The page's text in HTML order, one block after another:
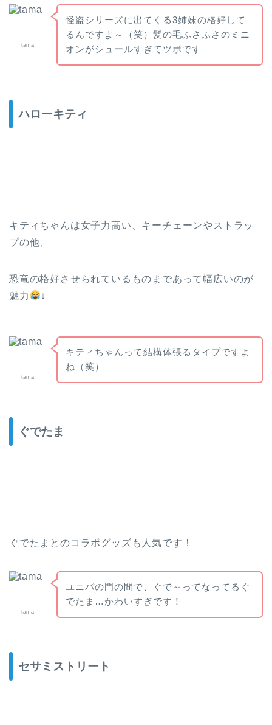
tama
怪盗シリーズに出てくる3姉妹の格好して
るんですよ～（笑）髪の毛ふさふさのミニ
オンがシュールすぎてツボです
ハローキティ
キティちゃんは女子力高い、キーチェーンやストラッ
プの他、
恐竜の格好させられているものまであって幅広いのが
魅力
↓
tama
キティちゃんって結構体張るタイプですよ
ね（笑）
ぐでたま
ぐでたまとのコラボグッズも人気です！
tama
ユニバの門の間で、ぐで～ってなってるぐ
でたま…かわいすぎです！
セサミストリート